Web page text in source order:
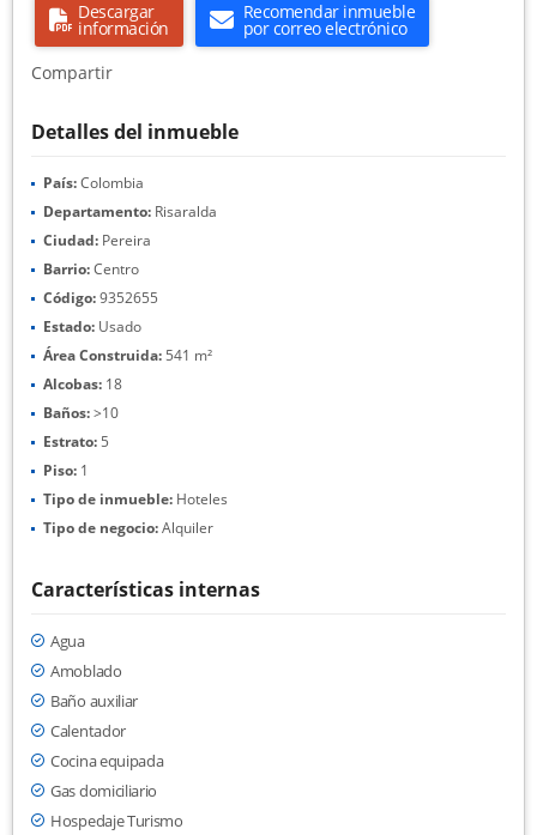
Descargar
información
Recomendar inmueble
por correo electrónico
Compartir
Detalles del inmueble
País:Colombia
Departamento: Risaralda
Ciudad: Pereira
Barrio:Centro
Código:9352655
Estado: Usado
Área Construida: 541 m²
Alcobas: 18
Baños:>10
Estrato: 5
Piso: 1
Tipo de inmueble: Hoteles
Tipo de negocio:Alquiler
Características internas
Agua
Amoblado
Baño auxiliar
Calentador
Cocina equipada
Gas domiciliario
Hospedaje Turismo